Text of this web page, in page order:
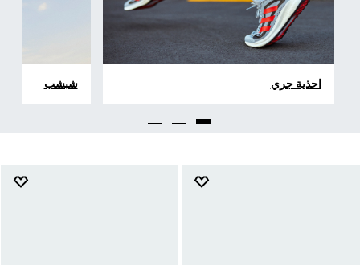
احذية جري شبشب